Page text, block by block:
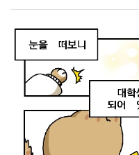
이어지는 만큼, 안내된
두시기 바랍니다.한 학기
달려오신 학생 여러분
학사일정도 차질 없이
의미 있는 여름방학을 보
가지고 있는 것 같습니다
크게 오른 상황에서, 기숙
상대적으로 매우 저렴한
안정적으로 거주할 수 있
외부에서 자취할 경우
수십만 원 상당의 월세
없으며, 전기는 물론 가
공공요금이나 건물 관리
줄어듭니다. 개인적으로
시작하면서 많은 학생들
바로 기숙사입니다.백석
편리한 환경을 제공하며
기사에서는 백석생활관
소개하며 생활관의 다양
백석생활관이 어떤 공간
백석대학교 기숙사, 백